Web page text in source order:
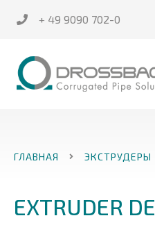
+ 49 9090 702-0
ГЛАВНАЯ ЭКСТРУДЕРЫ
EXTRUDER